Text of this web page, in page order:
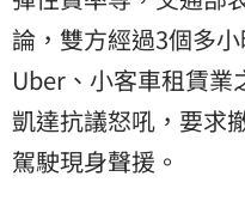
論，雙方經過3個多
Uber、小客車租賃業
凱達抗議怒吼，要求
駕駛現身聲援。